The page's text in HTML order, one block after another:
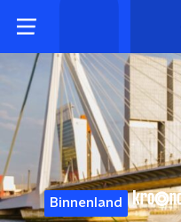
Binnenland